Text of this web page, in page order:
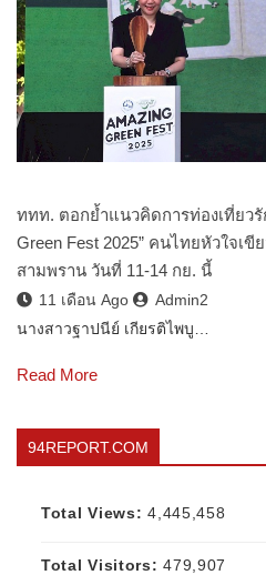
ททท. ตอกย้ำแนวคิดการท่องเที่ยวรั
Green Fest 2025” คนไทยหัวใจเ
สามพราน วันที่ 11-14 กย. นี้
11 เดือน Ago
Admin2
นางสาวฐาปนีย์ เกียรติไพบู…
Read More
94REPORT.COM
Total Views:4,445,458
Total Visitors:479,907